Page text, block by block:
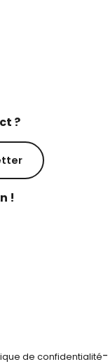
?
!
de confidentialité-